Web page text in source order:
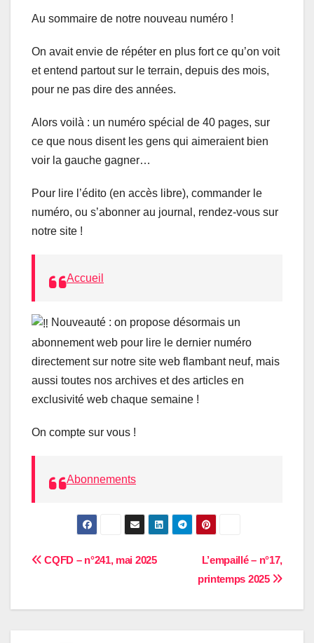
Au sommaire de notre nouveau numéro !
On avait envie de répéter en plus fort ce qu’on voit
et entend partout sur le terrain, depuis des mois,
pour ne pas dire des années.
Alors voilà : un numéro spécial de 40 pages, sur
ce que nous disent les gens qui aimeraient bien
voir la gauche gagner…
Pour lire l’édito (en accès libre), commander le
numéro, ou s’abonner au journal, rendez-vous sur
notre site !
Accueil
Nouveauté : on propose désormais un
abonnement web pour lire le dernier numéro
directement sur notre site web flambant neuf, mais
aussi toutes nos archives et des articles en
exclusivité web chaque semaine !
On compte sur vous !
Abonnements
Navigation
L’empaillé – n°17,
printemps 2025
CQFD – n°241, mai 2025